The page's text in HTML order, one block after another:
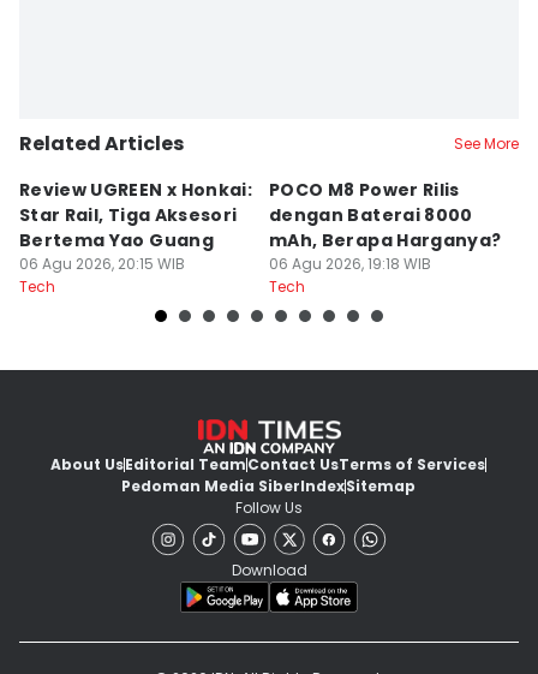
Related Articles See More
Review UGREEN x Honkai:
Star Rail, Tiga Aksesori
Bertema Yao Guang
06 Agu 2026, 20:15 WIB
Tech
POCO M8 Power Rilis
dengan Baterai 8000
mAh, Berapa Harganya?
06 Agu 2026, 19:18 WIB
Tech
About UsEditorial TeamContact UsTerms of Services
Pedoman Media SiberIndexSitemap
Follow Us
Download